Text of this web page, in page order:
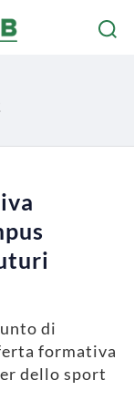
di
formativa
dello sport